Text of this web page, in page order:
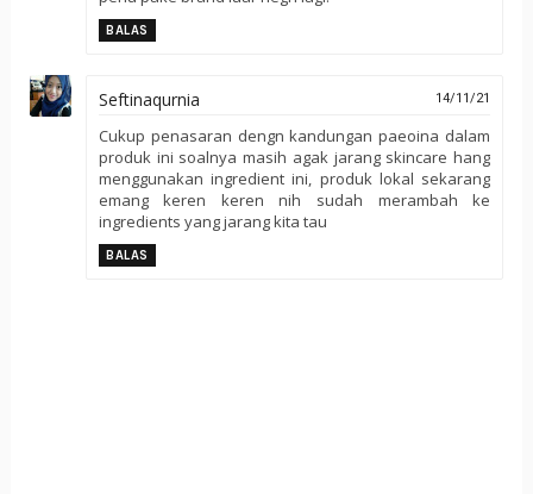
BALAS
Seftinaqurnia 14/11/21
Cukup penasaran dengn kandungan paeoina dalam
produk ini soalnya masih agak jarang skincare hang
menggunakan ingredient ini, produk lokal sekarang
emang keren keren nih sudah merambah ke
ingredients yang jarang kita tau
BALAS